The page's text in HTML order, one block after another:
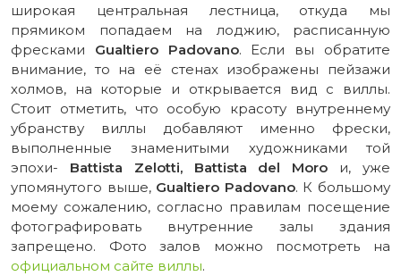
широкая центральная лестница, откуда мы
прямиком попадаем на лоджию, расписанную
фресками Gualtiero Padovano. Если вы обратите
внимание, то на её стенах изображены пейзажи
холмов, на которые и открывается вид с виллы.
Стоит отметить, что особую красоту внутреннему
убранству виллы добавляют именно фрески,
выполненные знаменитыми художниками той
эпохи- Battista Zelotti, Battista del Moro и, уже
упомянутого выше, Gualtiero Padovano. К большому
моему сожалению, согласно правилам посещение
фотографировать внутренние залы здания
запрещено. Фото залов можно посмотреть на
официальном сайте виллы.